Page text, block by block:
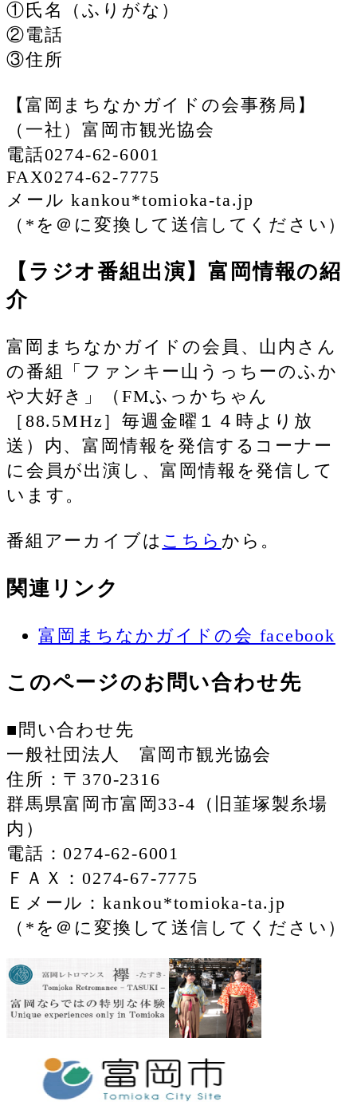
①氏名（ふりがな）
②電話
③住所
【富岡まちなかガイドの会事務局】
（一社）富岡市観光協会
電話0274-62-6001
FAX0274-62-7775
メール kankou*tomioka-ta.jp
（*を＠に変換して送信してください）
【ラジオ番組出演】富岡情報の紹
介
富岡まちなかガイドの会員、山内さん
の番組「ファンキー山うっちーのふか
や大好き」（FMふっかちゃん
［88.5MHz］毎週金曜１４時より放
送）内、富岡情報を発信するコーナー
に会員が出演し、富岡情報を発信して
います。
番組アーカイブは こちら から。
関連リンク
富岡まちなかガイドの会 facebook
このページのお問い合わせ先
■問い合わせ先
一般社団法人 富岡市観光協会
住所：〒370-2316
群馬県富岡市富岡33-4（旧韮塚製糸場
内）
電話：0274-62-6001
ＦＡＸ：0274-67-7775
Ｅメール：kankou*tomioka-ta.jp
（*を＠に変換して送信してください）